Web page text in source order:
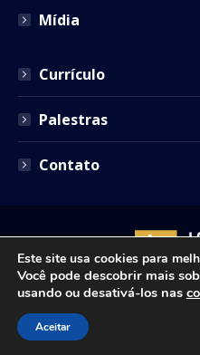
Mídia
Currículo
Palestras
Contato
Copyright © 2021 - Josenir
direitos reservados. Site
Este site usa cookies para
Você pode descobrir mais
usando ou desativá-los nas
Aceitar